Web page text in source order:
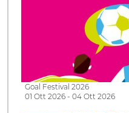
Goal Festival 2026
01 Ott 2026 - 04 Ott 2026